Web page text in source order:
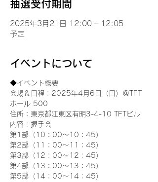
抽選受付期間
2025年3月21日 12:00 – 12:05
予定
イベントについて
◆イベント概要
会場＆日程：2025年4月6日（日）＠TFT
ホール 500
住所：東京都江東区有明3-4-10 TFTビル
内容：握手会
第1部（10：00～10：45）
第2部（11：00～11：45）
第3部（12：00～12：45）
第4部（13：00～13：45）
第5部（14：00～14：45）